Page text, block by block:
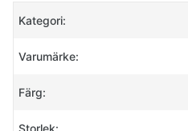
Kategori:
Varumärke:
Färg:
Storlek: